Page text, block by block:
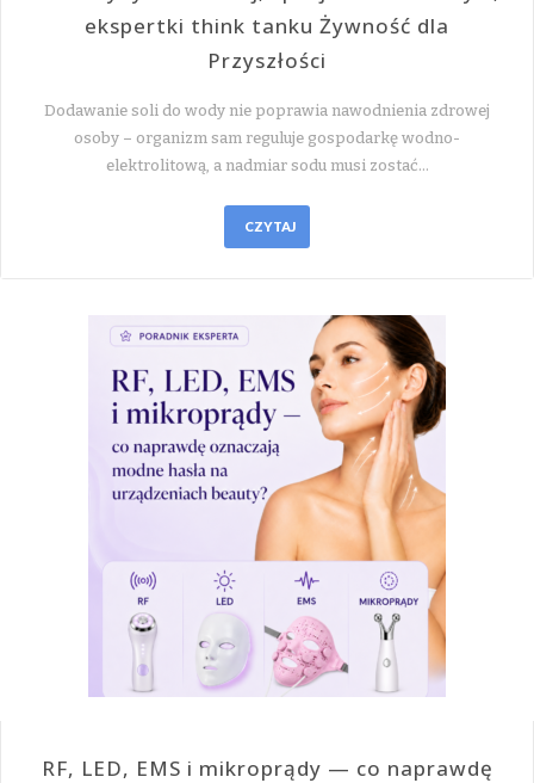
ekspertki think tanku Żywność dla
Przyszłości
Dodawanie soli do wody nie poprawia nawodnienia zdrowej
osoby – organizm sam reguluje gospodarkę wodno-
elektrolitową, a nadmiar sodu musi zostać…
CZYTAJ
RF, LED, EMS i mikroprądy — co naprawdę